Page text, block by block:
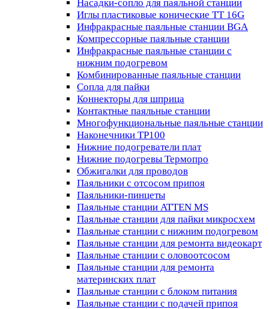
Насадки-сопло для паяльной станции
Иглы пластиковые конические TT 16G
Инфракрасные паяльные станции BGA
Компрессорные паяльные станции
Инфракрасные паяльные станции с
нижним подогревом
Комбинированные паяльные станции
Сопла для пайки
Коннекторы для шприца
Контактные паяльные станции
Многофункциональные паяльные станции
Наконечники TP100
Нижние подогреватели плат
Нижние подогревы Термопро
Обжигалки для проводов
Паяльники с отсосом припоя
Паяльники-пинцеты
Паяльные станции ATTEN MS
Паяльные станции для пайки микросхем
Паяльные станции с нижним подогревом
Паяльные станции для ремонта видеокарт
Паяльные станции с оловоотсосом
Паяльные станции для ремонта
материнских плат
Паяльные станции с блоком питания
Паяльные станции с подачей припоя